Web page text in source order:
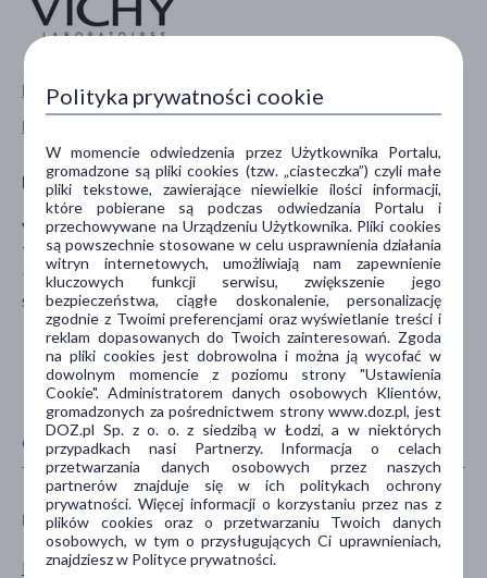
Pokaż wszystkie produkty VICHY
Pokaż wszystkie produkty linii Dercos marki Vichy
Producent
Vichy France
TSA 75000 93584 ST OUEN CEDEX FR.
93584 Vichy
serwis.konsumencki@loreal.com
CECHY PRODUKTU
PŁEĆ
Mężczyzna
WIEK
dla dorosłych
Polityka prywatności cookie
W momencie odwiedzenia przez Użytkownika Portalu,
gromadzone są pliki cookies (tzw. „ciasteczka”) czyli małe
pliki tekstowe, zawierające niewielkie ilości informacji,
które pobierane są podczas odwiedzania Portalu i
przechowywane na Urządzeniu Użytkownika. Pliki cookies
są powszechnie stosowane w celu usprawnienia działania
witryn internetowych, umożliwiają nam zapewnienie
kluczowych funkcji serwisu, zwiększenie jego
bezpieczeństwa, ciągłe doskonalenie, personalizację
zgodnie z Twoimi preferencjami oraz wyświetlanie treści i
reklam dopasowanych do Twoich zainteresowań. Zgoda
na pliki cookies jest dobrowolna i można ją wycofać w
dowolnym momencie z poziomu strony "Ustawienia
Cookie". Administratorem danych osobowych Klientów,
gromadzonych za pośrednictwem strony www.doz.pl, jest
DOZ.pl Sp. z o. o. z siedzibą w Łodzi, a w niektórych
przypadkach nasi Partnerzy. Informacja o celach
przetwarzania danych osobowych przez naszych
partnerów znajduje się w ich politykach ochrony
prywatności. Więcej informacji o korzystaniu przez nas z
plików cookies oraz o przetwarzaniu Twoich danych
osobowych, w tym o przysługujących Ci uprawnieniach,
znajdziesz w Polityce prywatności.